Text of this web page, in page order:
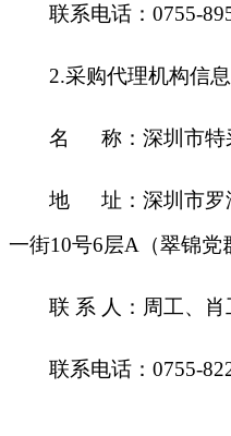
联系电话： 0755-
2.采购代理机构信息
名 称：深圳市特
地
址：深圳市
一街10号6层A（翠锦党
联 系 人： 周工、 肖
联系电话： 0755-